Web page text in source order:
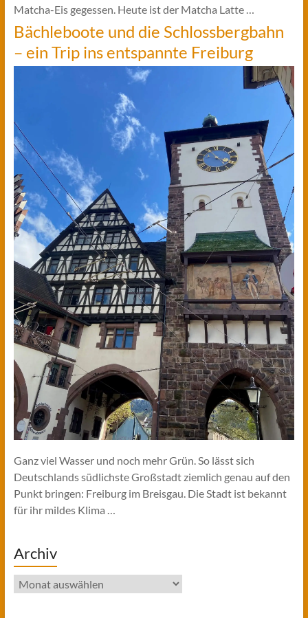
Matcha-Eis gegessen. Heute ist der Matcha Latte …
Bächleboote und die Schlossbergbahn
– ein Trip ins entspannte Freiburg
Ganz viel Wasser und noch mehr Grün. So lässt sich
Deutschlands südlichste Großstadt ziemlich genau auf den
Punkt bringen: Freiburg im Breisgau. Die Stadt ist bekannt
für ihr mildes Klima …
Archiv
Archiv